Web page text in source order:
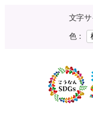
文字サ
色：